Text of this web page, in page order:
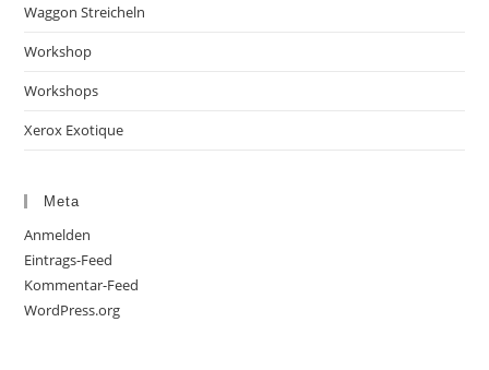
Waggon Streicheln
Workshop
Workshops
Xerox Exotique
Meta
Anmelden
Eintrags-Feed
Kommentar-Feed
WordPress.org